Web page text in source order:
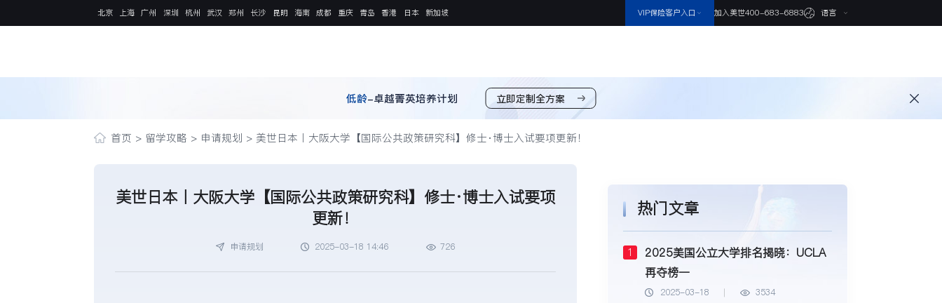
北京 上海 广州 深圳 杭州 武汉 郑州 长沙 昆明 海南 成都 重庆 青岛 香港 日本 新加坡 VIP保险客户入口 加入美世400-683-6883 语言
低龄-卓越菁英培养计划 立即定制全方案
首页 > 留学攻略 > 申请规划 > 美世日本丨大阪大学【国际公共政策研究科】修士·博士入试要项更新！
美世日本丨大阪大学【国际公共政策研究科】修士·博士入试要项
更新！
申请规划 2025-03-18 14:46 726
热门文章
1
2025美国公立大学排名揭晓：UCLA
再夺榜一
2025-03-18 3534